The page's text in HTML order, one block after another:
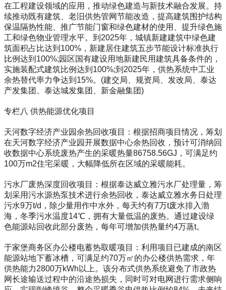
在工程建设领域的应用，推动绿色建造与新技术融合发展。持
续推动既有建筑、老旧供热管网节能改造，提高建筑围护结构
保温隔热性能、推广节能门窗和绿色建材的使用、提升绿色施
工和绿色物业管理水平。到2025年，城镇新建建筑中绿色建
筑面积占比达到100%，新建居住建筑五步节能设计标准执行
比例达到100%;园区国有建设用地新建民用建筑具备条件的，
实施装配式建筑比例达到100%;到2025年，供热系统中工业
余热替代率力争达到15%。(建交局、规资局、发改局、泰达
产发集团、泰达城发集团、新金融集团)
专栏八 供热能源优化项目
天河数字经济产业园余热回收项目：根据招商项目情况，筹划
在天河数字经济产业园开展数据中心余热回收，预计可消纳回
收数据中心系统废热产生的采暖热量86758.56GJ，可满足约
100万m2住宅采暖，大幅降低所在区域的采暖能耗。
污水厂废热深度回收项目：根据泰达威立雅污水厂处理量，筹
划采用污水源热泵技术进行余热回收，泰达威立雅水务日处理
污水9万t/d，除少量用作中水外，每天约有7万t废水排入渤
海，冬季污水温度14℃，拥有大量低温的废热。通过建设绿
色能源站回收此部分废热，每年可增加供热量约4万蒸t。
于家堡商务区办公楼电蓄热取暖项目：利用项目已建成的南区
能源站地下蓄冰槽，可满足约70万㎡的办公楼供热需求，年
供热能力2800万kWh以上。该分布式供热系统避免了市政热
网长途输送过程中的沿途热损失，同时可对电网进行需求侧响